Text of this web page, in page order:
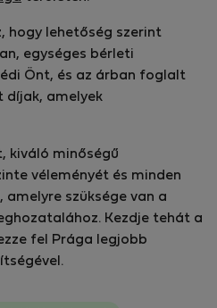
hogy lehetőség szerint
egységes bérleti
Önt, és az árban foglalt
díjak, amelyek
kiváló minőségű
véleményét és minden
szüksége van a
Kezdje tehát a
fel Prága legjobb